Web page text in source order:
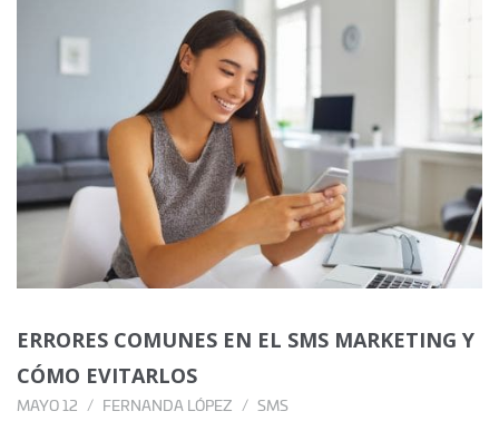
ERRORES COMUNES EN EL SMS MARKETING Y
CÓMO EVITARLOS
MAYO 12 FERNANDA LÓPEZ SMS